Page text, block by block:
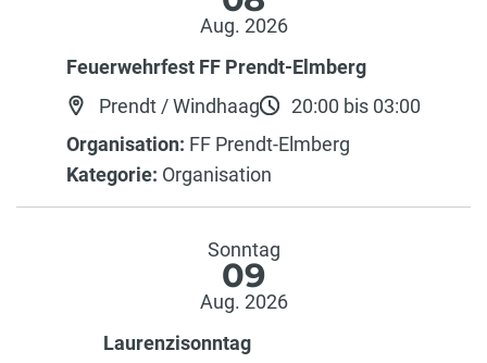
Aug. 2026
Feuerwehrfest FF Prendt-Elmberg
Prendt / Windhaag
20:00 bis 03:00
Organisation: FF Prendt-Elmberg
Kategorie: Organisation
Sonntag
09
Aug. 2026
Laurenzisonntag